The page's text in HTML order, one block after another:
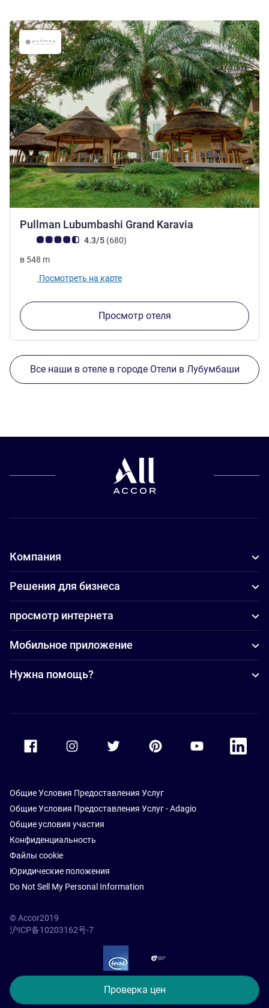
Проверка цен
Pullman Lubumbashi Grand Karavia
Примечание: отзывы клиентов (Рейтинг ALL)
4.3/5 (680Отзывов
)
в 548 m
Посмотреть на карте
Просмотр отеля
Все наши в отеле в городе Отели в Лубумбаши
Компания
Решения для бизнеса
просмотр интернета
Мобильное приложение
Нужна помощь?
Accor Facebook Accor TwitterAccor PinterestAccor Youtube
Accor
Общие Условия Предоставления Услуг
Общие Условия Предоставления Услуг - Adagio
Общие условия участия
Конфиденциальность
Файлы cookie
Юридические положения
Do Not Sell My Personal Information
© Accor2019
沪ICP备10203162号-7